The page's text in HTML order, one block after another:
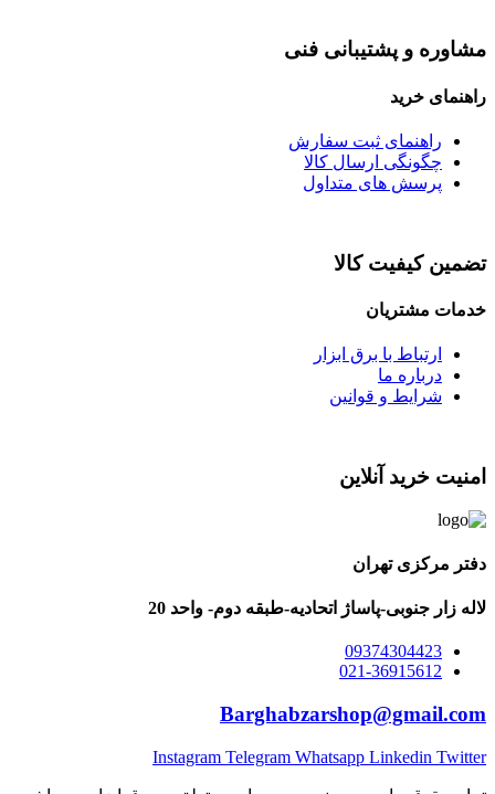
مشاوره و پشتیبانی فنی
راهنمای خرید
راهنمای ثبت سفارش
چگونگی ارسال کالا
پرسش های متداول
تضمین کیفیت کالا
خدمات مشتریان
ارتباط با برق ابزار
درباره ما
شرایط و قوانین
امنیت خرید آنلاین
دفتر مرکزی تهران
لاله زار جنوبی-پاساژ اتحادیه-طبقه دوم- واحد 20
09374304423
021-36915612
Barghabzarshop@gmail.com
Instagram Telegram Whatsapp Linkedin Twitter